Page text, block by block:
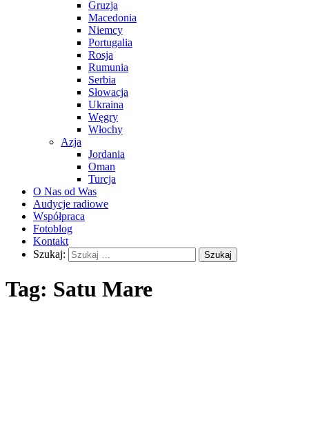
Gruzja
Macedonia
Niemcy
Portugalia
Rosja
Rumunia
Serbia
Słowacja
Ukraina
Węgry
Włochy
Azja
Jordania
Oman
Turcja
O Nas od Was
Audycje radiowe
Współpraca
Fotoblog
Kontakt
Szukaj:
Tag: Satu Mare